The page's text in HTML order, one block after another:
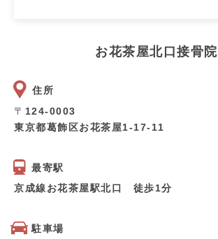
お花茶屋北口接骨院
住所
〒 124-0003
東京都葛飾区お花茶屋1-17-11
最寄駅
京成線お花茶屋駅北口 徒歩1分
駐車場